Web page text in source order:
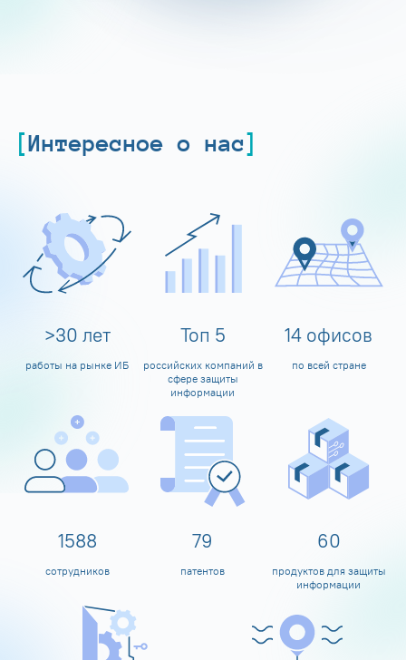
Интересное о нас
>30 лет
работы на рынке ИБ
Топ 5
российских компаний в
сфере защиты
информации
14 офисов
по всей стране
1600
сотрудников
80
патентов
60
продуктов для защиты
информации